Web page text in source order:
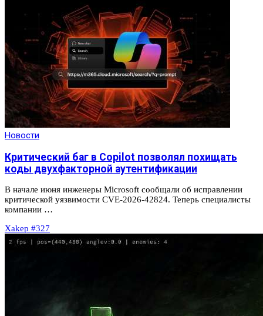
Новости
Критический баг в Copilot позволял похищать
коды двухфакторной аутентификации
В начале июня инженеры Microsoft сообщали об исправлении
критической уязвимости CVE-2026-42824. Теперь специалисты
компании …
Xakep #327